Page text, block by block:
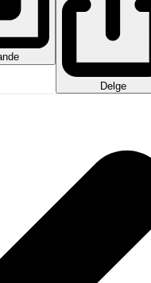
Delge